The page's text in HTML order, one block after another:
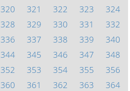
320 321 322 323
324
328 329 330 331
332
336 337 338 339
340
344 345 346 347
348
352 353 354 355
356
360 361 362 363 364